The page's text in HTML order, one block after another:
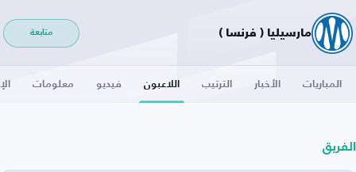
مارسيليا ( فرنسا ) متابعة
المباريات الأخبار الترتيب اللاعبون فيديو معلومات
الفريق